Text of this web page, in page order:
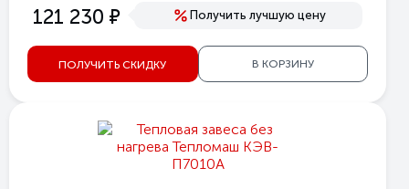
121 230 е Получить лучшую цену
ПОЛУЧИТЬ СКИДКУ В КОРЗИНУ